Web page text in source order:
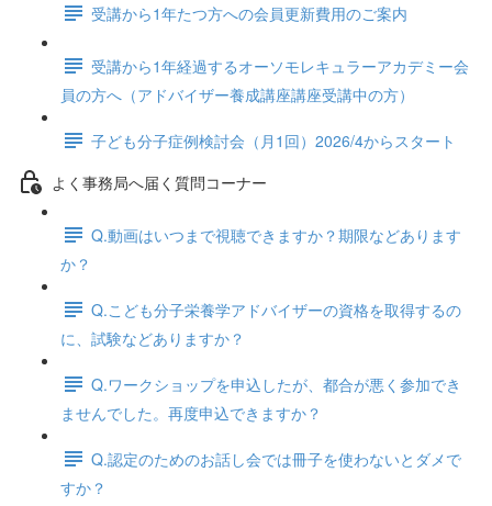
受講から1年たつ方への会員更新費用のご案内
受講から1年経過するオーソモレキュラーアカデミー会
員の方へ（アドバイザー養成講座講座受講中の方）
子ども分子症例検討会（月1回）2026/4からスタート
よく事務局へ届く質問コーナー
Q.動画はいつまで視聴できますか？期限などあります
か？
Q.こども分子栄養学アドバイザーの資格を取得するの
に、試験などありますか？
Q.ワークショップを申込したが、都合が悪く参加でき
ませんでした。再度申込できますか？
Q.認定のためのお話し会では冊子を使わないとダメで
すか？